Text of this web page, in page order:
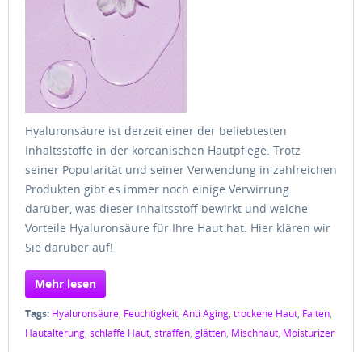
Hyaluronsäure ist derzeit einer der beliebtesten
Inhaltsstoffe in der koreanischen Hautpflege. Trotz
seiner Popularität und seiner Verwendung in zahlreichen
Produkten gibt es immer noch einige Verwirrung
darüber, was dieser Inhaltsstoff bewirkt und welche
Vorteile Hyaluronsäure für Ihre Haut hat. Hier klären wir
Sie darüber auf!
Mehr lesen
Tags: Hyaluronsäure, Feuchtigkeit, Anti Aging, trockene Haut, Falten,
Hautalterung, schlaffe Haut, straffen, glätten, Mischhaut, Moisturizer